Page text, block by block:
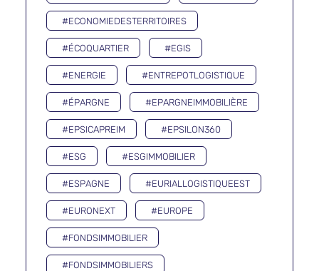
#ECONOMIEDESTERRITOIRES
#ÉCOQUARTIER #EGIS
#ENERGIE #ENTREPOTLOGISTIQUE
#ÉPARGNE #EPARGNEIMMOBILIÈRE
#EPSICAPREIM #EPSILON360
#ESG #ESGIMMOBILIER
#ESPAGNE #EURIALLOGISTIQUEEST
#EURONEXT #EUROPE
#FONDSIMMOBILIER
#FONDSIMMOBILIERS